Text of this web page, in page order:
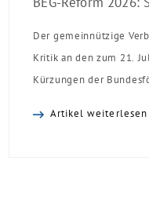
Der gemeinnützige
Kritik an den zum 21.
Kürzungen der
Artikel weiterlesen